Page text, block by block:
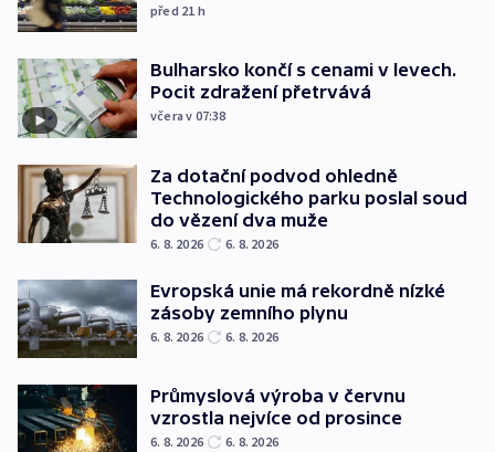
před 21 h
Bulharsko končí s cenami v levech.
Pocit zdražení přetrvává
včera v 07:38
Za dotační podvod ohledně
Technologického parku poslal soud
do vězení dva muže
6. 8. 2026 6. 8. 2026
Evropská unie má rekordně nízké
zásoby zemního plynu
6. 8. 2026 6. 8. 2026
Průmyslová výroba v červnu
vzrostla nejvíce od prosince
6. 8. 2026 6. 8. 2026